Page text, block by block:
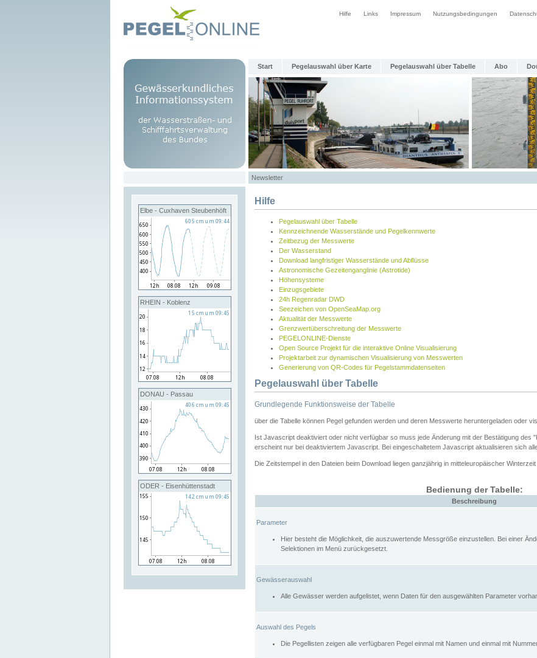
Hilfe Links Impressum Nutzungsbedingungen
Start Pegelauswahl über Karte Pegelauswahl über Tabelle Abo
Newsletter
Elbe - Cuxhaven Steubenhöft
RHEIN - Koblenz
DONAU - Passau
ODER - Eisenhüttenstadt
Hilfe
Pegelauswahl über Tabelle
Kennzeichnende Wasserstände und Pegelkennwerte
Zeitbezug der Messwerte
Der Wasserstand
Download langfristiger Wasserstände und Abflüsse
Astronomische Gezeitenganglinie (Astrotide)
Höhensysteme
Einzugsgebiete
24h Regenradar DWD
Seezeichen von OpenSeaMap.org
Aktualität der Messwerte
Grenzwertüberschreitung der Messwerte
PEGELONLINE-Dienste
Open Source Projekt für die interaktive Online Visualisierung
Projektarbeit zur dynamischen Visualisierung von Messwerten
Generierung von QR-Codes für Pegelstammdatenseiten
Pegelauswahl über Tabelle
Grundlegende Funktionsweise der Tabelle
über die Tabelle können Pegel gefunden werden und deren Messwerte heruntergeladen oder
Ist Javascript deaktiviert oder nicht verfügbar so muss jede Änderung mit der Bestätigung des
erscheint nur bei deaktiviertem Javascript. Bei eingeschaltetem Javascript aktualisieren sich
Die Zeitstempel in den Dateien beim Download liegen ganzjährig in mitteleuropäischer Winterzeit
Bedienung der Tabelle:
Beschreibung
Parameter
Hier besteht die Möglichkeit, die auszuwertende Messgröße einzustellen. Bei einer
Selektionen im Menü zurückgesetzt.
Gewässerauswahl
Alle Gewässer werden aufgelistet, wenn Daten für den ausgewählten Parameter
Auswahl des Pegels
Die Pegellisten zeigen alle verfügbaren Pegel einmal mit Namen und einmal mit